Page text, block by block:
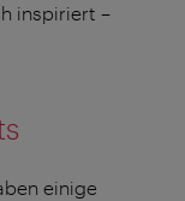
inspiriert –
einige